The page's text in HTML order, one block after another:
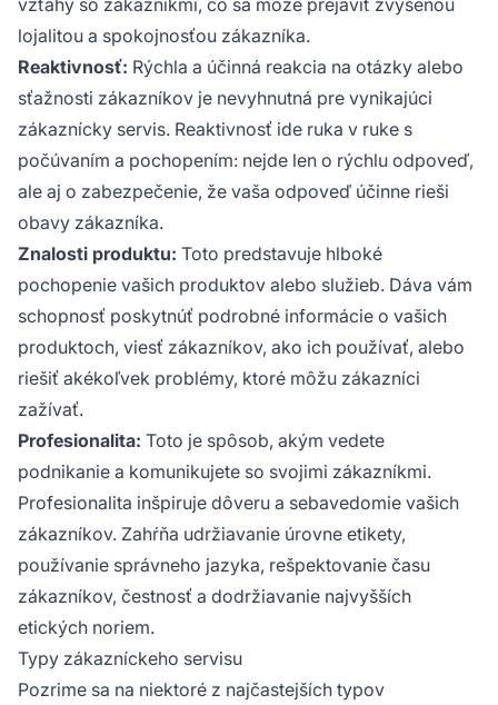
lojalitou a spokojnosťou zákazníka.
Reaktivnosť: Rýchla a účinná reakcia na otázky alebo
sťažnosti zákazníkov je nevyhnutná pre vynikajúci
zákaznícky servis. Reaktivnosť ide ruka v ruke s
počúvaním a pochopením: nejde len o rýchlu odpoveď,
ale aj o zabezpečenie, že vaša odpoveď účinne rieši
obavy zákazníka.
Znalosti produktu: Toto predstavuje hlboké
pochopenie vašich produktov alebo služieb. Dáva vám
schopnosť poskytnúť podrobné informácie o vašich
produktoch, viesť zákazníkov, ako ich používať, alebo
riešiť akékoľvek problémy, ktoré môžu zákazníci
zažívať.
Profesionalita: Toto je spôsob, akým vedete
podnikanie a komunikujete so svojimi zákazníkmi.
Profesionalita inšpiruje dôveru a sebavedomie vašich
zákazníkov. Zahŕňa udržiavanie úrovne etikety,
používanie správneho jazyka, rešpektovanie času
zákazníkov, čestnosť a dodržiavanie najvyšších
etických noriem.
Typy zákazníckeho servisu
Pozrime sa na niektoré z najčastejších typov